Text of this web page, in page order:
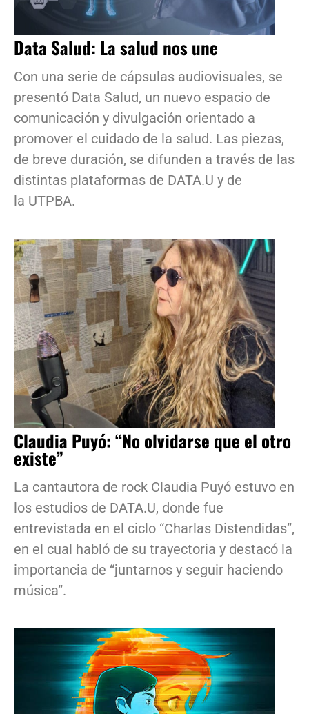
Data Salud: La salud nos une
Con una serie de cápsulas audiovisuales, se
presentó Data Salud, un nuevo espacio de
comunicación y divulgación orientado a
promover el cuidado de la salud. Las piezas,
de breve duración, se difunden a través de las
distintas plataformas de DATA.U y de
la UTPBA.
Claudia Puyó: “No olvidarse que el otro
existe”
La cantautora de rock Claudia Puyó estuvo en
los estudios de DATA.U, donde fue
entrevistada en el ciclo “Charlas Distendidas”,
en el cual habló de su trayectoria y destacó la
importancia de “juntarnos y seguir haciendo
música”.